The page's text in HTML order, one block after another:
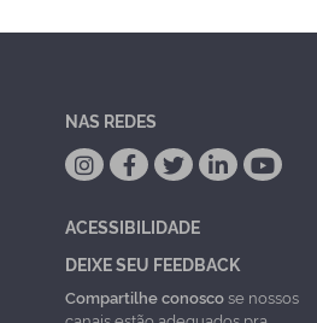
NAS REDES
ACESSIBILIDADE
DEIXE SEU FEEDBACK
Compartilhe conoscose nossos